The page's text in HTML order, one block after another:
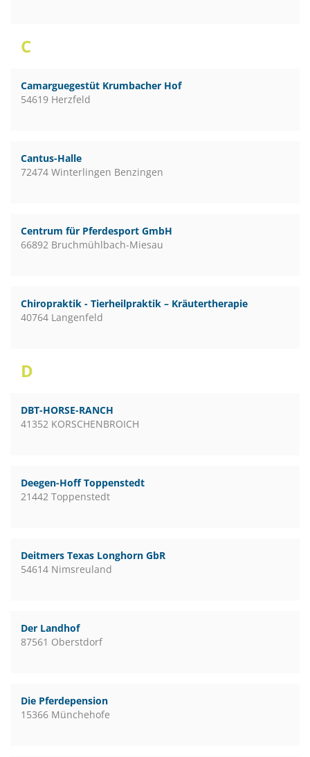
C
Camarguegestüt Krumbacher Hof
54619 Herzfeld
Cantus-Halle
72474 Winterlingen Benzingen
Centrum für Pferdesport GmbH
66892 Bruchmühlbach-Miesau
Chiropraktik - Tierheilpraktik – Kräutertherapie
40764 Langenfeld
D
DBT-HORSE-RANCH
41352 KORSCHENBROICH
Deegen-Hoff Toppenstedt
21442 Toppenstedt
Deitmers Texas Longhorn GbR
54614 Nimsreuland
Der Landhof
87561 Oberstdorf
Die Pferdepension
15366 Münchehofe